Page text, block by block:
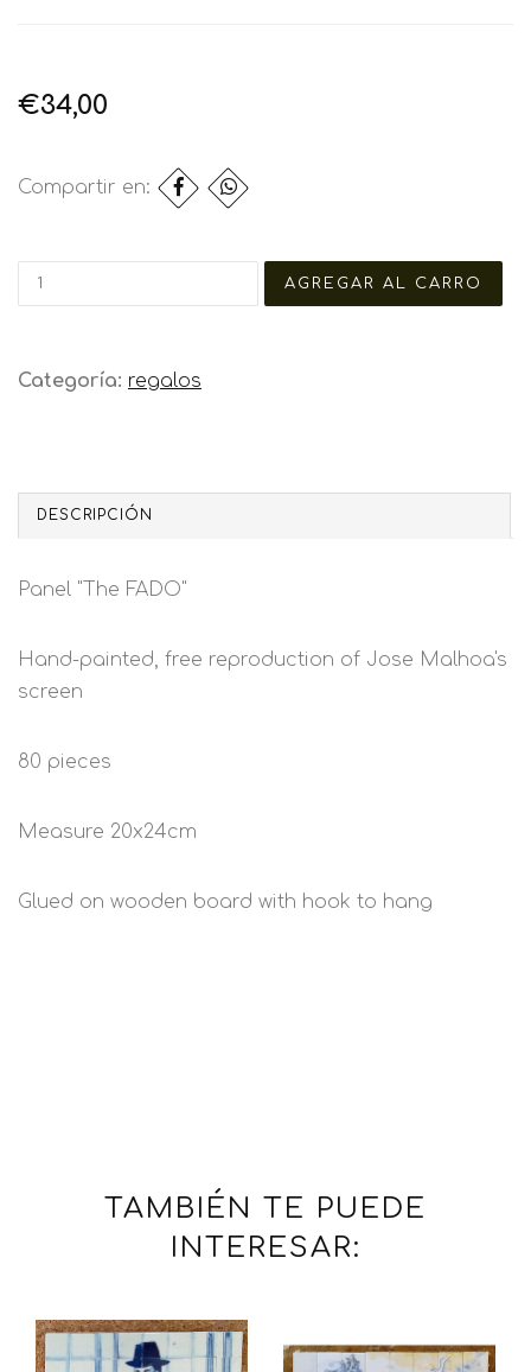
€34,00
Compartir en:
Categoría: regalos
DESCRIPCIÓN
Panel "The FADO"
Hand-painted, free reproduction of Jose Malhoa's
screen
80 pieces
Measure 20x24cm
Glued on wooden board with hook to hang
TAMBIÉN TE PUEDE
INTERESAR: